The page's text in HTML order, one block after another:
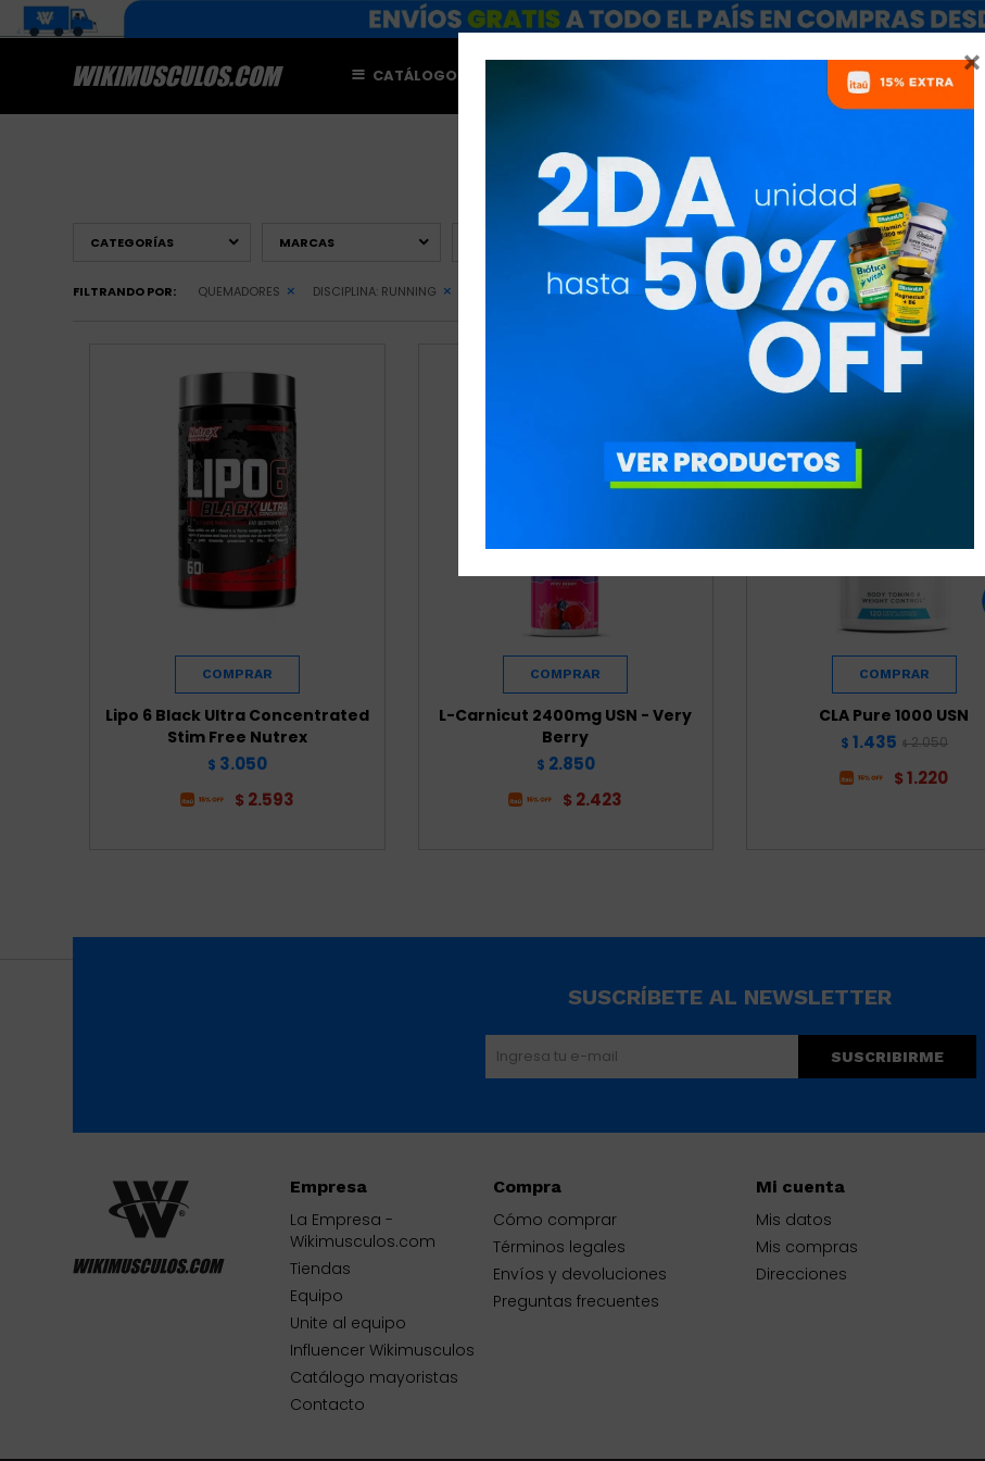

CATÁLOGO NUTRICIONISTAS
QUEMADORES - RUNNING
CATEGORÍAS MARCAS ESPECIALES DISCIPLINA
FILTRANDO POR: QUEMADORES DISCIPLINA: RUNNING QUITAR FILTROS
Lipo 6 Black Ultra Concentrated
Stim Free Nutrex
$ 3.050
$ 2.593
L-Carnicut 2400mg USN - Very
Berry
$ 2.850
$ 2.423
CLA Pure 1000 USN
$ 1.435 $ 2.050
$ 1.220
Empresa
La Empresa -
Wikimusculos.com
Tiendas
Equipo
Unite al equipo
Influencer Wikimusculos
Catálogo mayoristas
Contacto
Compra
Cómo comprar
Términos legales
Envíos y devoluciones
Preguntas frecuentes
Mi cuenta
Mis datos
Mis compras
Direcciones
SUSCRÍBETE AL NEWSLETTER
SUSCRIBIRME